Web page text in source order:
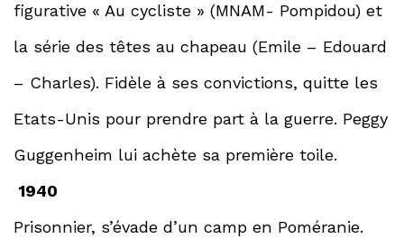
figurative « Au cycliste » (MNAM- Pompidou) et
la série des têtes au chapeau (Emile – Edouard
– Charles). Fidèle à ses convictions, quitte les
Etats-Unis pour prendre part à la guerre. Peggy
Guggenheim lui achète sa première toile.
1940
Prisonnier, s’évade d’un camp en Poméranie.